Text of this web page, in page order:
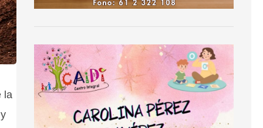
la